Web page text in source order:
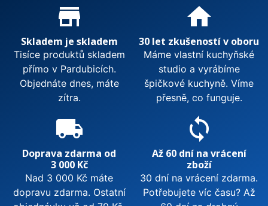
Proč nakupovat u nás?
store_mall_directory
Skladem je skladem
Tisíce produktů skladem
přímo v Pardubicích.
Objednáte dnes, máte
zítra.
home
30 let zkušeností v oboru
Máme vlastní kuchyňské
studio a vyrábíme
špičkové kuchyně. Víme
přesně, co funguje.
local_shipping
Doprava zdarma od
3 000 Kč
Nad 3 000 Kč máte
dopravu zdarma. Ostatní
sync
Až 60 dní na vrácení
zboží
30 dní na vrácení zdarma.
Potřebujete víc času? Až